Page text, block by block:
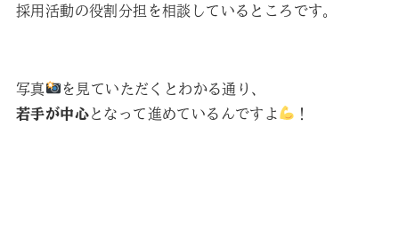
採用活動の役割分担を相談しているところです。
写真
を見ていただくとわかる通り、
若手が中心となって進めているんですよ ！